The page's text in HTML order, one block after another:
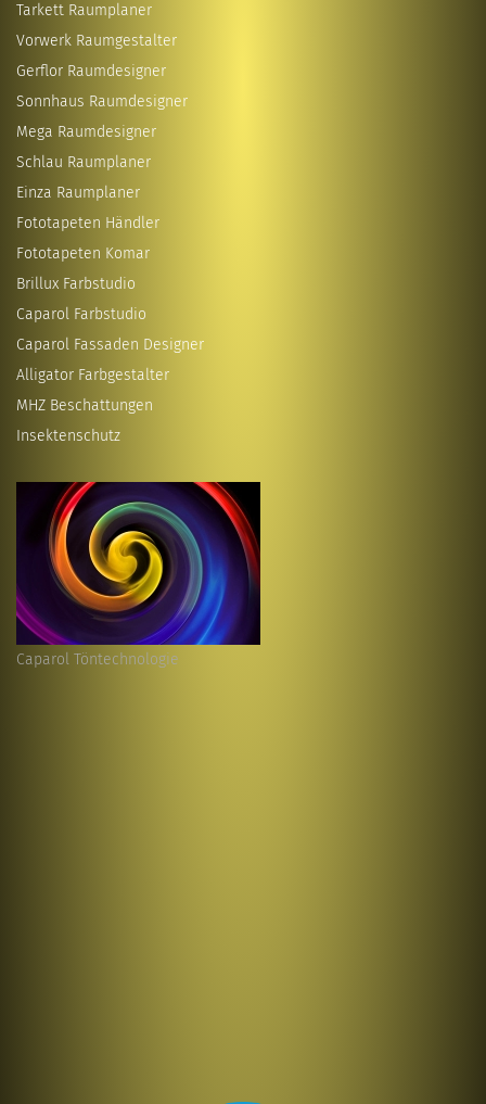
Tarkett Raumplaner
Vorwerk Raumgestalter
Gerflor Raumdesigner
Sonnhaus Raumdesigner
Mega Raumdesigner
Schlau Raumplaner
Einza Raumplaner
Fototapeten Händler
Fototapeten Komar
Brillux Farbstudio
Caparol Farbstudio
Caparol Fassaden Designer
Alligator Farbgestalter
MHZ Beschattungen
Insektenschutz
Caparol Töntechnologie